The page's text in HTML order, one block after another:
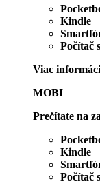
Kindle
Počítač
Viac
MOBI
Prečítate na
Kindle
Počítač